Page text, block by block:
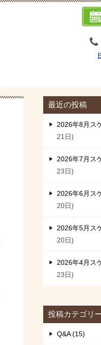
最近の投稿
2026年8月ス
21日
2026年7月ス
23日
2026年6月ス
20日
2026年5月ス
20日
2026年4月ス
23日
投稿カテゴリ
Q&A (15)